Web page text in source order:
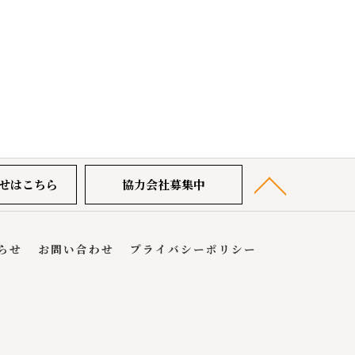
はこちら 協力会社募集中
せ お問い合わせ
プライバシーポリシー